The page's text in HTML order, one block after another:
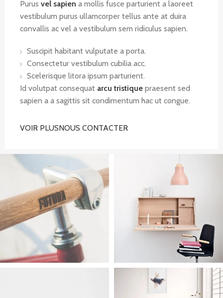
Purus vel sapien a mollis fusce parturient a laoreet
vestibulum purus ullamcorper tellus ante at duira
convallis ac vel a vestibulum sem ridiculus sapien.
Suscipit habitant vulputate a porta.
Consectetur vestibulum cubilia acc.
Scelerisque litora ipsum parturient.
Id volutpat consequat arcu tristique praesent sed
sapien a a sagittis sit condimentum hac ut congue.
VOIR PLUSNOUS CONTACTER